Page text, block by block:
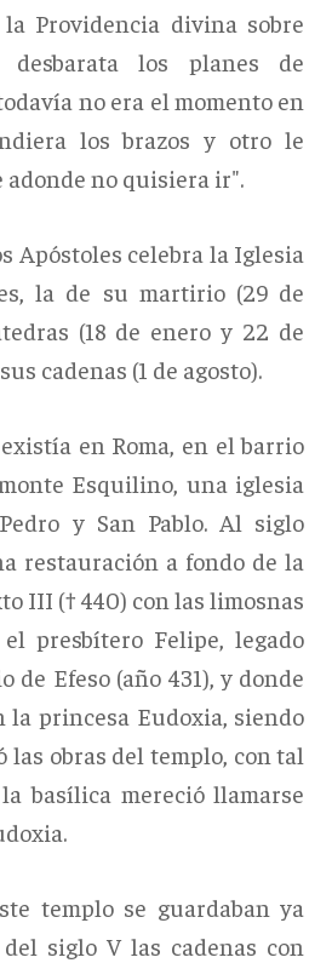
Providencia divina sobre
los planes de
no era el momento en
los brazos y otro le
no quisiera ir".
Apóstoles celebra la Iglesia
la de su martirio (29 de
(18 de enero y 22 de
cadenas (1 de agosto).
en Roma, en el barrio
Esquilino, una iglesia
y San Pablo. Al siglo
restauración a fondo de la
III († 440) con las limosnas
presbítero Felipe, legado
de Efeso (año 431), y donde
la princesa Eudoxia, siendo
las obras del templo, con tal
basílica mereció llamarse
templo se guardaban ya
siglo V las cadenas con